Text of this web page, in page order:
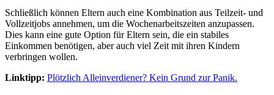
Schließlich können Eltern auch eine Kombination aus Teilzeit- und
Vollzeitjobs annehmen, um die Wochenarbeitszeiten anzupassen.
Dies kann eine gute Option für Eltern sein, die ein stabiles
Einkommen benötigen, aber auch viel Zeit mit ihren Kindern
verbringen wollen.
Linktipp: Plötzlich Alleinverdiener? Kein Grund zur Panik.